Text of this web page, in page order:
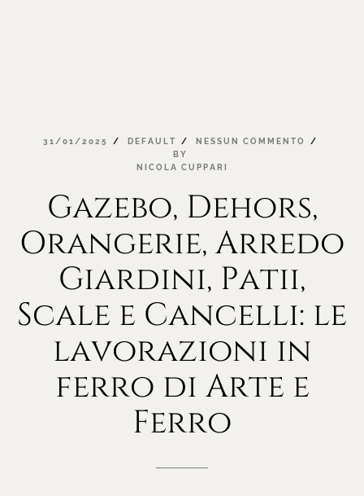
31/01/2025 DEFAULT NESSUN
COMMENTO
BY
NICOLA CUPPARI
Gazebo, Dehors,
Orangerie, Arredo
Giardini, Patii,
Scale e Cancelli: le
lavorazioni in
ferro di Arte e
Ferro